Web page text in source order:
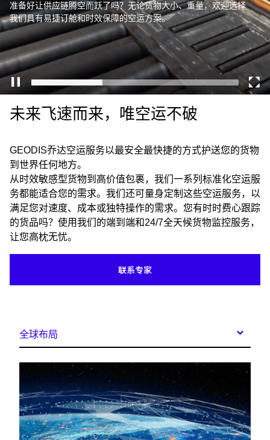
准备好让供应链腾空而跃了吗？无论货物大小、重量，欢迎选择
我们具有易捷订舱和时效保障的空运方案。
未来飞速而来，唯空运不破
GEODIS乔达空运服务以最安全最快捷的方式护送您的货物
到世界任何地方。
从时效敏感型货物到高价值包裹，我们一系列标准化空运服
务都能适合您的需求。我们还可量身定制这些空运服务，以
满足您对速度、成本或独特操作的需求。您有时时费心跟踪
的货品吗？使用我们的端到端和24/7全天候货物监控服务，
让您高枕无忧。
联系专家
全球布局
Keepeek